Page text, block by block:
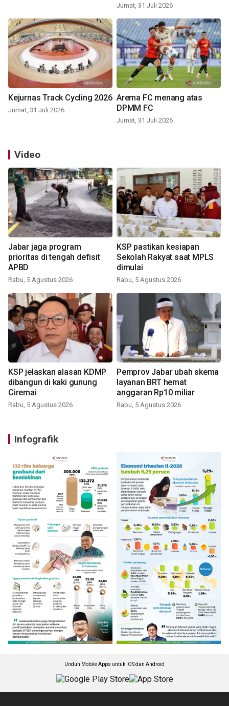
Jumat, 31 Juli 2026
Kejurnas Track Cycling 2026
Jumat, 31 Juli 2026
Arema FC menang atas
DPMM FC
Jumat, 31 Juli 2026
Video
Jabar jaga program
prioritas di tengah defisit
APBD
Rabu, 5 Agustus 2026
KSP pastikan kesiapan
Sekolah Rakyat saat MPLS
dimulai
Rabu, 5 Agustus 2026
KSP jelaskan alasan KDMP
dibangun di kaki gunung
Ciremai
Rabu, 5 Agustus 2026
Pemprov Jabar ubah skema
layanan BRT hemat
anggaran Rp10 miliar
Rabu, 5 Agustus 2026
Infografik
Unduh Mobile Apps untuk iOS dan Android